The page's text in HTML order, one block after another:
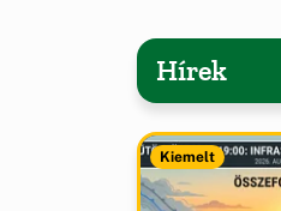
Hírek
Kiemelt